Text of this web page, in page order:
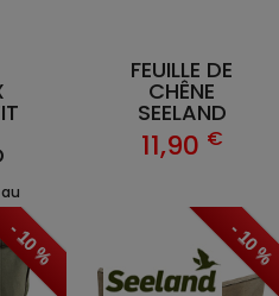
au
€
FEUILLE DE
CHÊNE
SEELAND
11,90 €
- 10 % - 10 %